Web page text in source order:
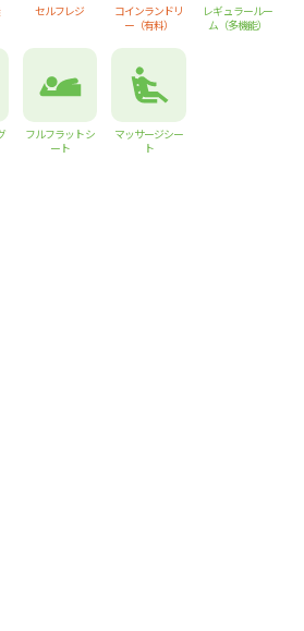
セルフレジ
コインランドリ
ー（有料）
レギュラールー
ム（多機能）
フルフラットシ
ート
マッサージシー
ト